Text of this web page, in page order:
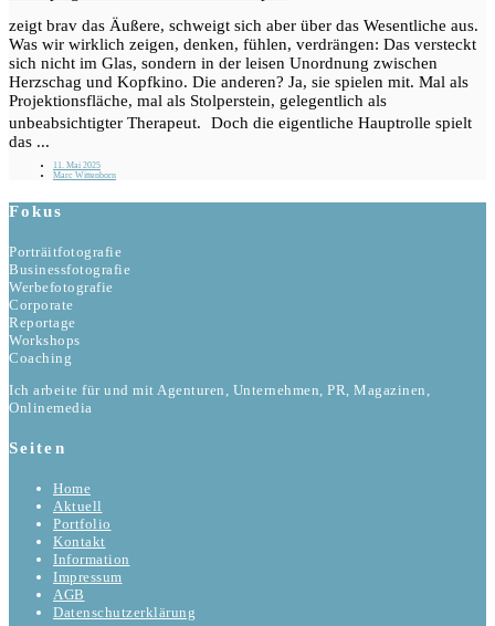
zeigt brav das Äußere, schweigt sich aber über das Wesentliche aus.
Was wir wirklich zeigen, denken, fühlen, verdrängen: Das versteckt
sich nicht im Glas, sondern in der leisen Unordnung zwischen
Herzschag und Kopfkino. Die anderen? Ja, sie spielen mit. Mal als
Projektionsfläche, mal als Stolperstein, gelegentlich als
unbeabsichtigter Therapeut. Doch die eigentliche Hauptrolle spielt
das ...
11. Mai 2025
Marc Wittenborn
Fokus
Porträitfotografie
Businessfotografie
Werbefotografie
Corporate
Reportage
Workshops
Coaching
Ich arbeite für und mit Agenturen, Unternehmen, PR, Magazinen,
Onlinemedia
Seiten
Home
Aktuell
Portfolio
Kontakt
Information
Impressum
AGB
Datenschutzerklärung